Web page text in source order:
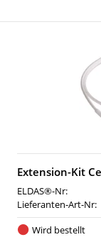
Extension-Kit
ELDAS®-Nr:
Lieferanten-Art-Nr:
Wird bestellt